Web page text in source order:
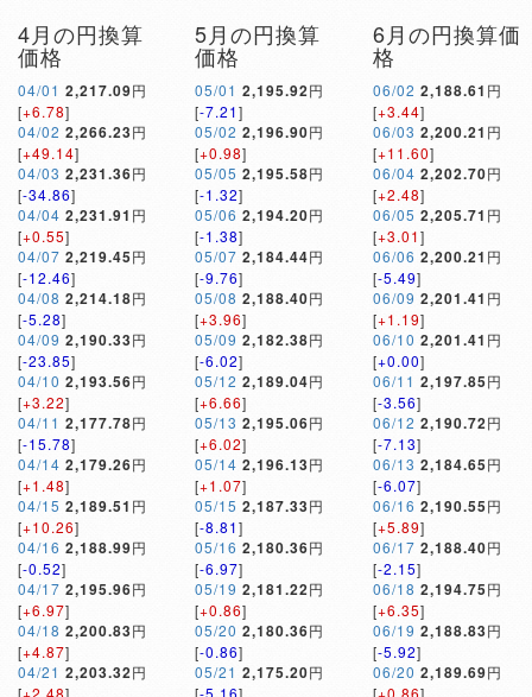
4月の円換算
価格
04/01 2,217.09円
[+6.78]
04/02 2,266.23円
[+49.14]
04/03 2,231.36円
[-34.86]
04/04 2,231.91 円
[+0.55]
04/07 2,219.45円
[-12.46]
04/08 2,214.18円
[-5.28]
04/09 2,190.33円
[-23.85]
04/10 2,193.56円
[+3.22]
04/11 2,177.78円
[-15.78]
04/14 2,179.26円
[+1.48]
04/15 2,189.51 円
[+10.26]
04/16 2,188.99円
[-0.52]
04/17 2,195.96円
[+6.97]
04/18 2,200.83円
[+4.87]
04/21 2,203.32円
[+2.48]
5月の円換算
価格
05/01 2,195.92円
[-7.21]
05/02 2,196.90円
[+0.98]
05/05 2,195.58円
[-1.32]
05/06 2,194.20円
[-1.38]
05/07 2,184.44円
[-9.76]
05/08 2,188.40円
[+3.96]
05/09 2,182.38円
[-6.02]
05/12 2,189.04円
[+6.66]
05/13 2,195.06円
[+6.02]
05/14 2,196.13円
[+1.07]
05/15 2,187.33円
[-8.81]
05/16 2,180.36円
[-6.97]
05/19 2,181.22円
[+0.86]
05/20 2,180.36円
[-0.86]
05/21 2,175.20円
[-5.16]
6月の円換算価
格
06/02 2,188.61 円
[+3.44]
06/03 2,200.21 円
[+11.60]
06/04 2,202.70円
[+2.48]
06/05 2,205.71 円
[+3.01]
06/06 2,200.21 円
[-5.49]
06/09 2,201.41 円
[+1.19]
06/10 2,201.41 円
[+0.00]
06/11 2,197.85円
[-3.56]
06/12 2,190.72円
[-7.13]
06/13 2,184.65円
[-6.07]
06/16 2,190.55円
[+5.89]
06/17 2,188.40円
[-2.15]
06/18 2,194.75円
[+6.35]
06/19 2,188.83円
[-5.92]
06/20 2,189.69円
[+0.86]